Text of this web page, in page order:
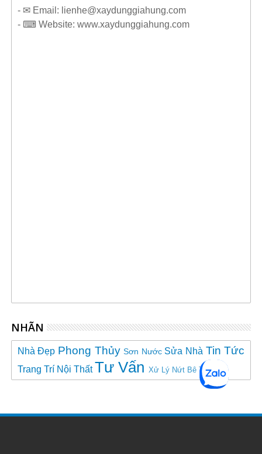
- ✉ Email: lienhe@xaydunggiahung.com
- ⌨ Website: www.xaydunggiahung.com
NHÃN
Nhà Đẹp Phong Thủy Sơn Nước Sửa Nhà Tin Tức
Trang Trí Nội Thất Tư Vấn Xử Lý Nứt Bê Tông